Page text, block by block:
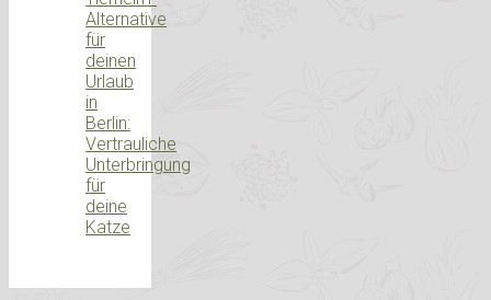
Alternative
für
deinen
Urlaub
in
Berlin:
Vertrauliche
Unterbringung
für
deine
Katze